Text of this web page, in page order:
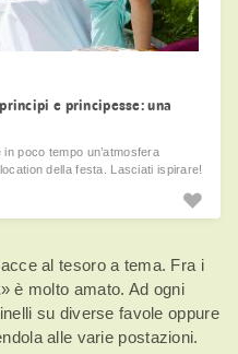
e principesse: una
poco tempo un’atmosfera
della festa. Lasciati ispirare!
al tesoro a tema. Fra i
» è molto amato. Ad ogni
su diverse favole oppure
alle varie postazioni.